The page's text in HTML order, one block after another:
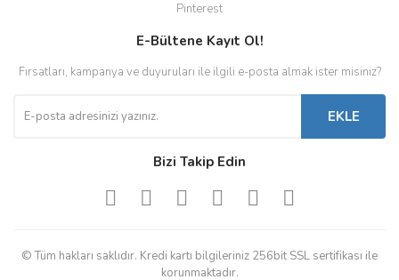
Pinterest
E-Bültene Kayıt Ol!
Fırsatları, kampanya ve duyuruları ile ilgili e-posta almak ister misiniz?
EKLE
Bizi Takip Edin
© Tüm hakları saklıdır. Kredi kartı bilgileriniz 256bit SSL sertifikası ile
korunmaktadır.